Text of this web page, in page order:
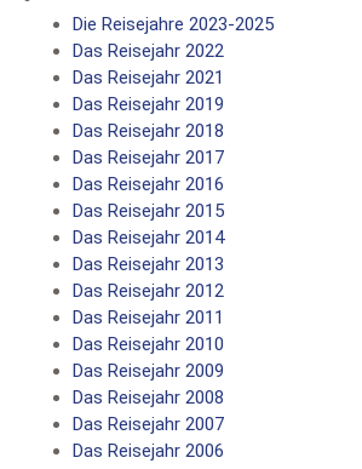
Die Reisejahre 2023-2025
Das Reisejahr 2022
Das Reisejahr 2021
Das Reisejahr 2019
Das Reisejahr 2018
Das Reisejahr 2017
Das Reisejahr 2016
Das Reisejahr 2015
Das Reisejahr 2014
Das Reisejahr 2013
Das Reisejahr 2012
Das Reisejahr 2011
Das Reisejahr 2010
Das Reisejahr 2009
Das Reisejahr 2008
Das Reisejahr 2007
Das Reisejahr 2006